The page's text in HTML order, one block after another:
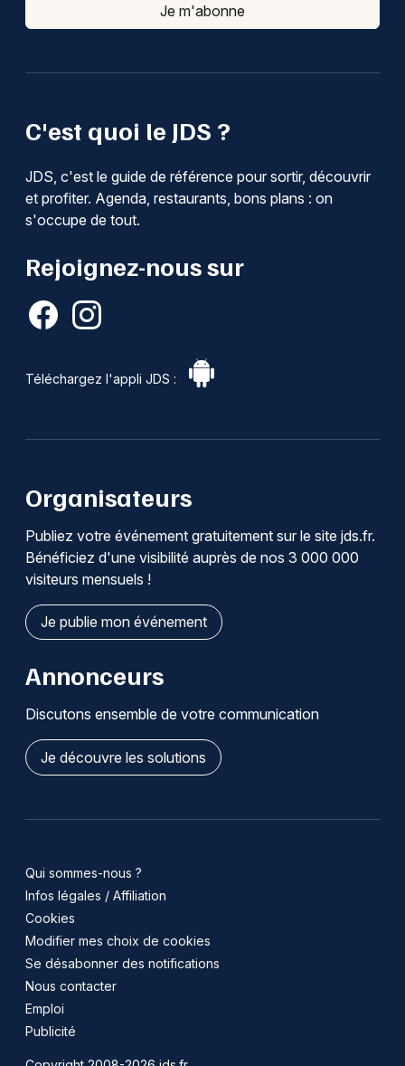
C'est quoi le JDS ?
JDS, c'est le guide de référence pour sortir, découvrir
et profiter. Agenda, restaurants, bons plans : on
s'occupe de tout.
Rejoignez-nous sur
Téléchargez l'appli JDS :
Je m'abonne
Organisateurs
Publiez votre événement gratuitement sur le site jds.fr.
Bénéficiez d'une visibilité auprès de nos 3 000 000
visiteurs mensuels !
Je publie mon événement
Annonceurs
Discutons ensemble de votre communication
Je découvre les solutions
Qui sommes-nous ?
Infos légales / Affiliation
Cookies
Modifier mes choix de cookies
Se désabonner des notifications
Nous contacter
Emploi
Publicité